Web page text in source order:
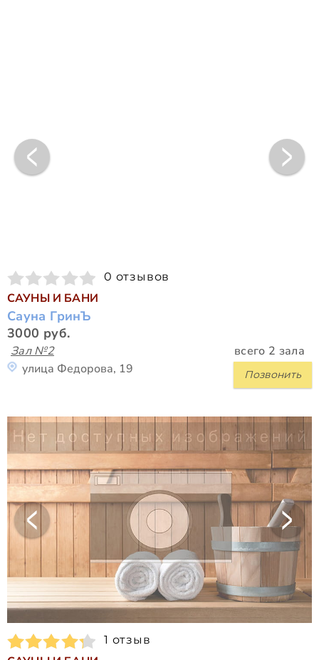
0 отзывов
САУНЫ И БАНИ
Сауна ГринЪ
3000 руб.
Зал №2 всего 2 зала
Позвонить
улица Федорова, 19
1 отзыв